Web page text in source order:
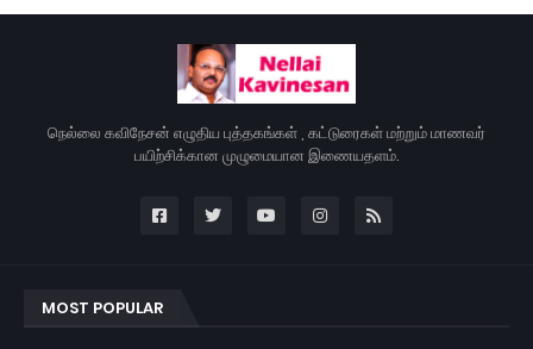
நெல்லை கவிநேசன் எழுதிய புத்தகங்கள் , கட்டுரைகள் மற்றும் மாணவர்
பயிற்சிக்கான முழுமையான இணையதளம்.
MOST POPULAR